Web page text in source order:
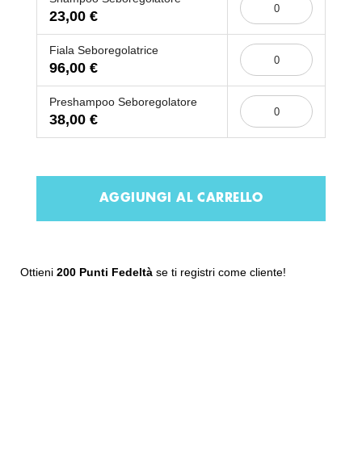
23,00 €
Fiala Seboregolatrice
96,00 €
Preshampoo Seboregolatore
38,00 €
AGGIUNGI AL CARRELLO
Ottieni 200 Punti Fedeltà se ti registri come cliente!